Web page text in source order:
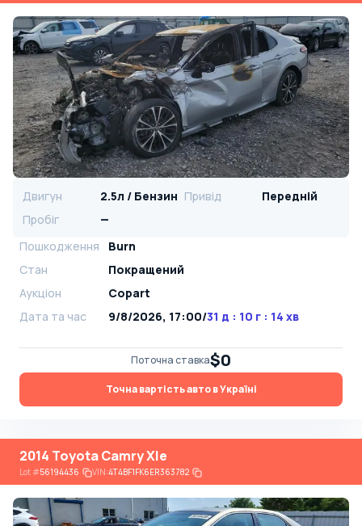
Двигун 2.5л / Бензин Привід
Передній
Пробіг
—
Пошкодження
Burn
Стан
Покращений
Аукціон
Copart
Дата та час
9/8/2026, 17:00/31 д : 10 г : 14 хв
Поточна ставка$0
Точна вартість авто в Україні
2014 Toyota Camry Xle
Lot#56194436 VIN:4T4BF1FK6ER363782